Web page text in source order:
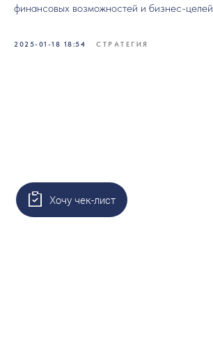
финансовых возможностей и бизнес-целей.
2025-01-18 18:54 СТРАТЕГИЯ
Хочу чек-лист